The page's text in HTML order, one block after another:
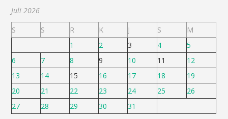
Juli 2026
S
S R K J S
M
1
2 3 4
5
6
7 8 9 10 11
12
13
14 15 16 17 18
19
20
21 22 23 24 25
26
27
28 29 30 31